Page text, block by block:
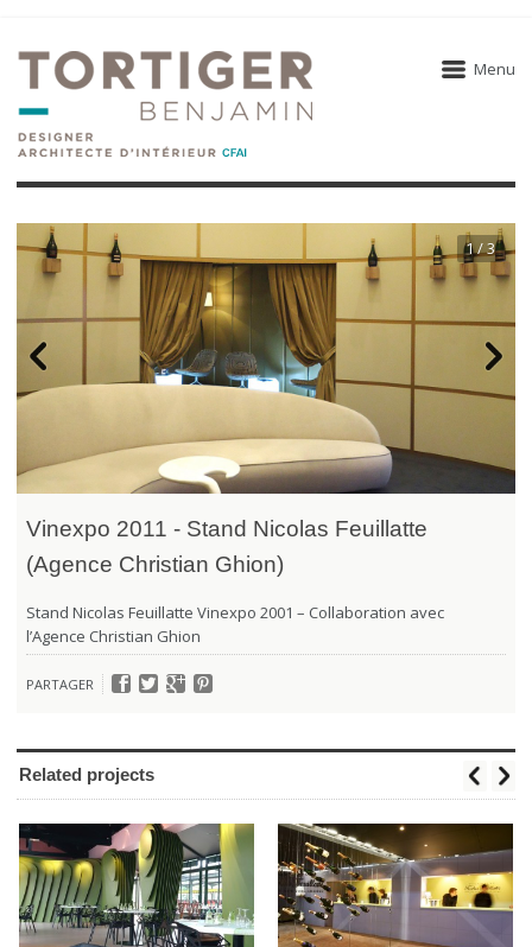
Menu
1 / 3
Vinexpo 2011 - Stand Nicolas Feuillatte
(Agence Christian Ghion)
Stand Nicolas Feuillatte Vinexpo 2001 – Collaboration avec
l’Agence Christian Ghion
PARTAGER
Related projects